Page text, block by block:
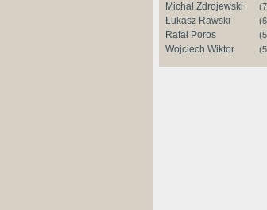
Michał Zdrojewski
Łukasz Rawski
Rafał Poros
Wojciech Wiktor